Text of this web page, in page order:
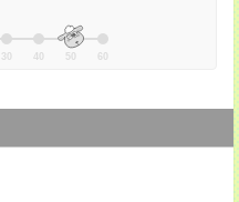
30 40 50 60